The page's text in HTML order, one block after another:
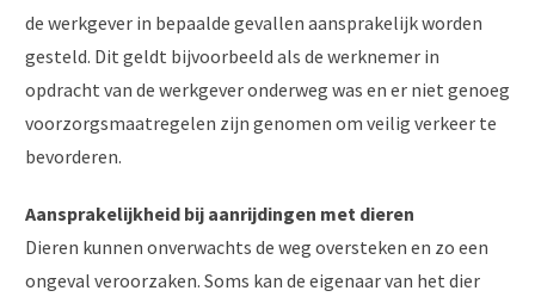
de werkgever in bepaalde gevallen aansprakelijk worden
gesteld. Dit geldt bijvoorbeeld als de werknemer in
opdracht van de werkgever onderweg was en er niet genoeg
voorzorgsmaatregelen zijn genomen om veilig verkeer te
bevorderen.
Aansprakelijkheid bij aanrijdingen met dieren
Dieren kunnen onverwachts de weg oversteken en zo een
ongeval veroorzaken. Soms kan de eigenaar van het dier